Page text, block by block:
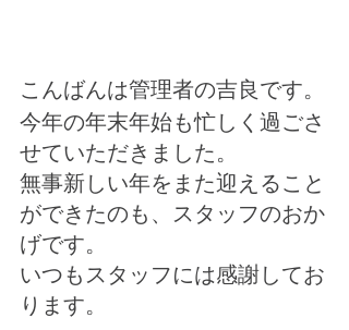
こんばんは管理者の吉良です。
今年の年末年始も忙しく過ごさ
せていただきました。
無事新しい年をまた迎えること
ができたのも、スタッフのおか
げです。
いつもスタッフには感謝してお
ります。